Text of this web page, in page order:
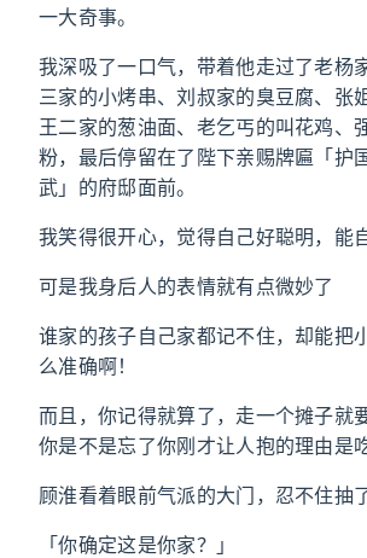
一大奇事。
我深吸了一口气，带着他走过了老杨
三家的小烤串、刘叔家的臭豆腐、张
王二家的葱油面、老乞丐的叫花鸡、
粉，最后停留在了陛下亲赐牌匾「护
武」的府邸面前。
我笑得很开心，觉得自己好聪明，能
可是我身后人的表情就有点微妙了
谁家的孩子自己家都记不住，却能把
么准确啊！
而且，你记得就算了，走一个摊子就
你是不是忘了你刚才让人抱的理由是
顾淮看着眼前气派的大门，忍不住抽
「你确定这是你家？」